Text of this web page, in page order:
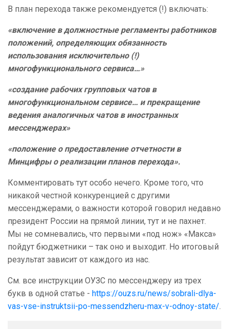
В план перехода также рекомендуется (!) включать:
«включение в должностные регламенты работников
положений, определяющих обязанность
использования исключительно (!)
многофункционального сервиса…»
«создание рабочих групповых чатов в
многофункциональном сервисе… и прекращение
ведения аналогичных чатов в иностранных
мессенджерах»
«положение о предоставление отчетности в
Минцифры о реализации планов перехода».
Комментировать тут особо нечего. Кроме того, что
никакой честной конкуренцией с другими
мессенджерами, о важности которой говорил недавно
президент России на прямой линии, тут и не пахнет.
Мы не сомневались, что первыми «под нож» «Макса»
пойдут бюджетники – так оно и выходит. Но итоговый
результат зависит от каждого из нас.
См. все инструкции ОУЗС по мессенджеру из трех
букв в одной статье - https://ouzs.ru/news/sobrali-dlya-
vas-vse-instruktsii-po-messendzheru-max-v-odnoy-state/.